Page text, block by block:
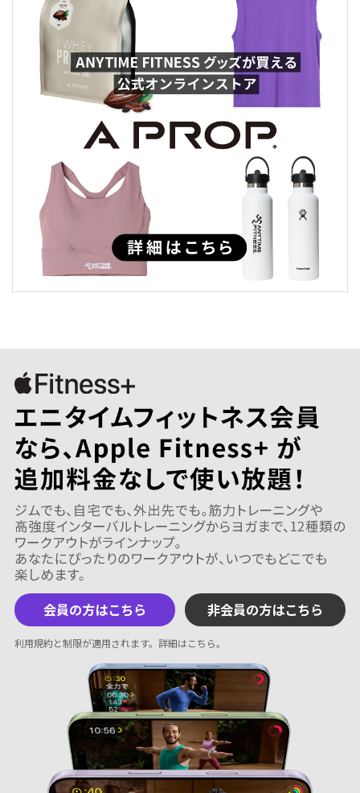
会員の方はこちら 非会員の方はこちら
利用規約と制限が適用されます。 詳細はこちら。